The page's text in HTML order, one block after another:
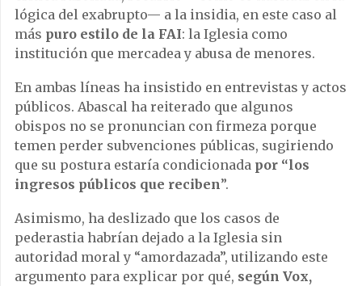
lógica del exabrupto— a la insidia, en este caso al
más puro estilo de la FAI: la Iglesia como
institución que mercadea y abusa de menores.
En ambas líneas ha insistido en entrevistas y actos
públicos. Abascal ha reiterado que algunos
obispos no se pronuncian con firmeza porque
temen perder subvenciones públicas, sugiriendo
que su postura estaría condicionada por “los
ingresos públicos que reciben”.
Asimismo, ha deslizado que los casos de
pederastia habrían dejado a la Iglesia sin
autoridad moral y “amordazada”, utilizando este
argumento para explicar por qué, según Vox,